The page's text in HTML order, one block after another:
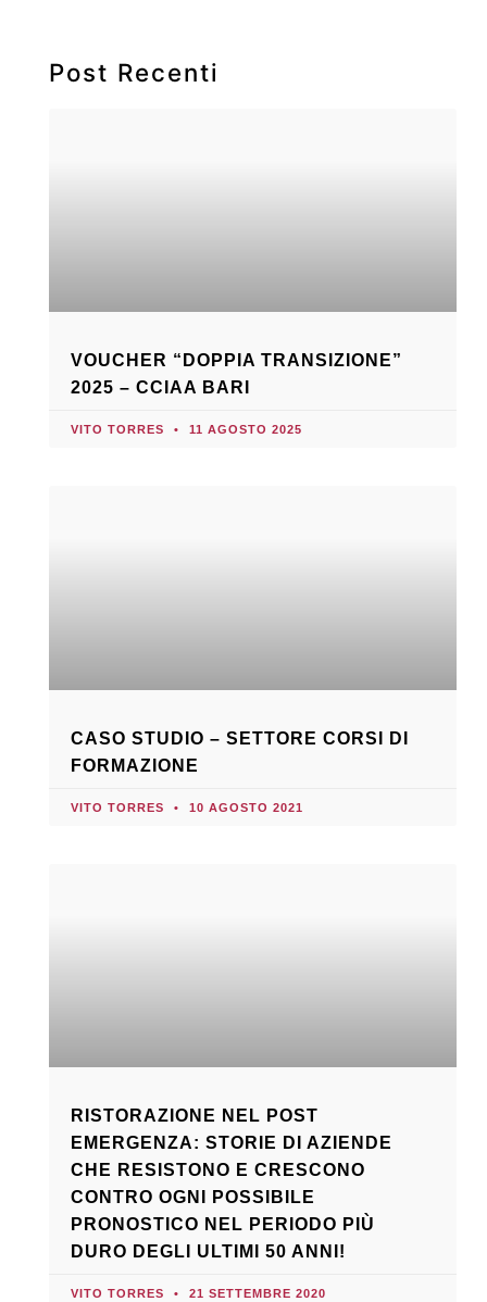
Post Recenti
VOUCHER “DOPPIA TRANSIZIONE”
2025 – CCIAA BARI
VITO TORRES 11 AGOSTO 2025
CASO STUDIO – SETTORE CORSI DI
FORMAZIONE
VITO TORRES 10 AGOSTO 2021
RISTORAZIONE NEL POST
EMERGENZA: STORIE DI AZIENDE
CHE RESISTONO E CRESCONO
CONTRO OGNI POSSIBILE
PRONOSTICO NEL PERIODO PIÙ
DURO DEGLI ULTIMI 50 ANNI!
VITO TORRES 21 SETTEMBRE 2020